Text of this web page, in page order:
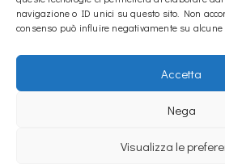
navigazione o ID unici su questo sito. Non
consenso può influire negativamente su alcune
Accetta
Nega
Visualizza le
21/07/2026
Copyright © 2020 – 2026La Sardegna verso